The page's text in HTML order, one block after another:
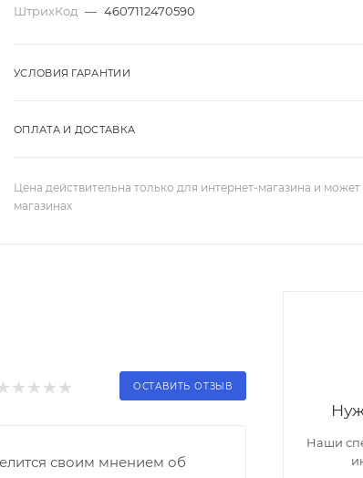
ШтрихКод — 4607112470590
УСЛОВИЯ ГАРАНТИИ
ОПЛАТА И ДОСТАВКА
Цена действительна только для интернет-магазина и
магазинах
ОСТАВИТЬ ОТЗЫВ
своим мнением об
Наши